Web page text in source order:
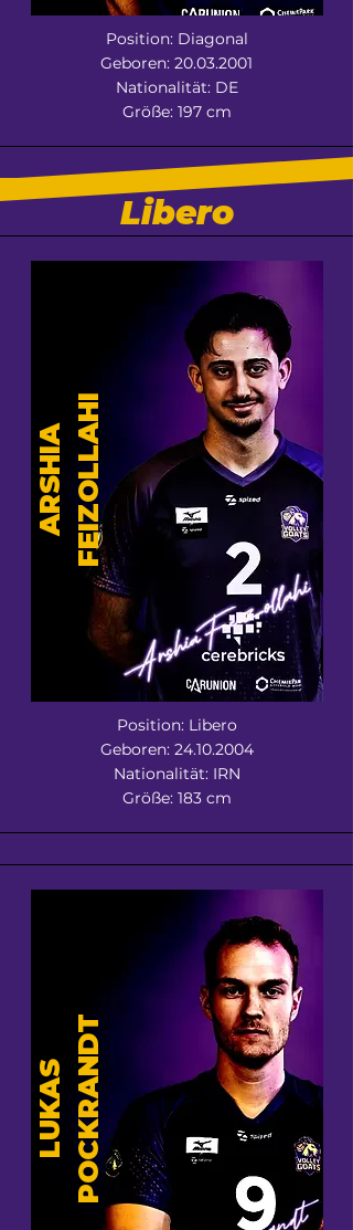
Position: Diagonal
Geboren: 20.03.2001
Nationalität: DE
Größe: 197 cm
Libero
A
R
S
H
I
A
F
E
I
Z
O
L
L
A
HI
Position: Libero
Geboren: 24.10.2004
Nationalität: IRN
Größe: 183 cm
L
U
K
A
S
P
O
C
K
R
A
N
DT